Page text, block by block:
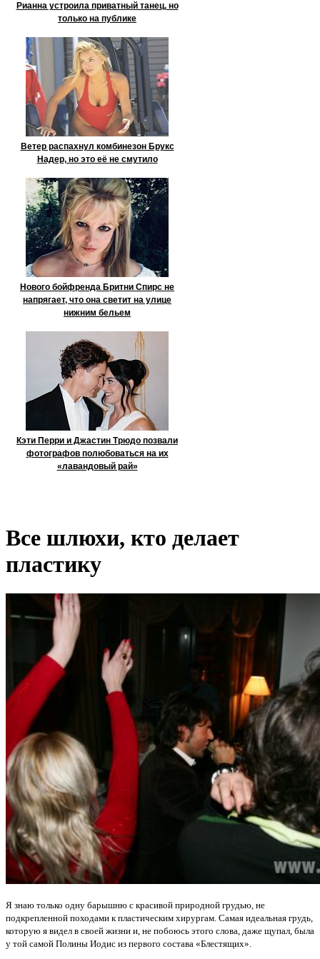
Рианна устроила приватный танец, но
только на публике
Ветер распахнул комбинезон Брукс
Надер, но это её не смутило
Нового бойфренда Бритни Спирс не
напрягает, что она светит на улице
нижним бельем
Кэти Перри и Джастин Трюдо позвали
фотографов полюбоваться на их
«лавандовый рай»
Все шлюхи, кто делает
пластику
Я знаю только одну барышню с красивой природной грудью, не
подкрепленной походами к пластическим хирургам. Самая идеальная грудь,
которую я видел в своей жизни и, не побоюсь этого слова, даже щупал, была
у той самой Полины Иодис из первого состава «Блестящих».